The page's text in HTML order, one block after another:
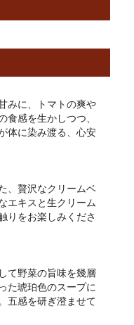
みに、トマトの爽や
食感を生かしつつ、
体に染み渡る、心安
、贅沢なクリームベ
エキスと生クリーム
りをお楽しみくださ
て野菜の旨味を幾層
た琥珀色のスープに
五感を研ぎ澄ませて